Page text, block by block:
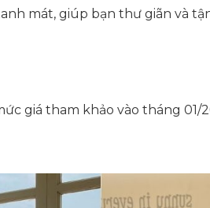
mát, giúp bạn thư giãn và
giá tham khảo vào tháng 01/